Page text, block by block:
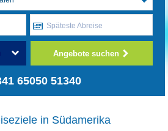
Späteste Abreise
Angebote suchen
65050 51340
in Südamerika